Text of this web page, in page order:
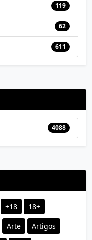
119
62
611
4088
+18 18+
Arte Artigos